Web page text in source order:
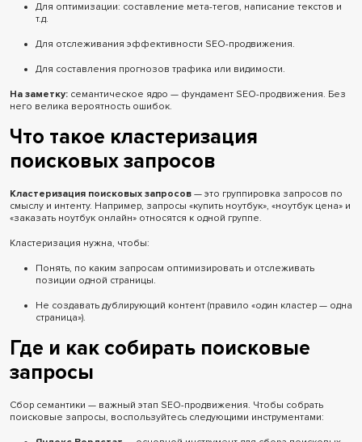
Для оптимизации: составление мета-тегов, написание текстов и
т.д.
Для отслеживания эффективности SEO-продвижения.
Для составления прогнозов трафика или видимости.
На заметку: семантическое ядро — фундамент SEO-продвижения. Без
него велика вероятность ошибок.
Что такое кластеризация
поисковых запросов
Кластеризация поисковых запросов — это группировка запросов по
смыслу и интенту. Например, запросы «купить ноутбук», «ноутбук цена» и
«заказать ноутбук онлайн» относятся к одной группе.
Кластеризация нужна, чтобы:
Понять, по каким запросам оптимизировать и отслеживать
позиции одной страницы.
Не создавать дублирующий контент (правило «один кластер — одна
страница»).
Где и как собирать поисковые
запросы
Сбор семантики — важный этап SEO-продвижения. Чтобы собрать
поисковые запросы, воспользуйтесь следующими инструментами: